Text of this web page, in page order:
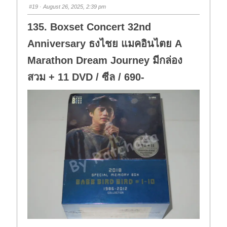
d
o
n
.
u
p
#19 · August 26, 2025, 2:39 pm
135. Boxset Concert 32nd
Anniversary ธงไชย แมคอินไตย A
Marathon Dream Journey มีกล่อง
สวม + 11 DVD / ซีล / 690-